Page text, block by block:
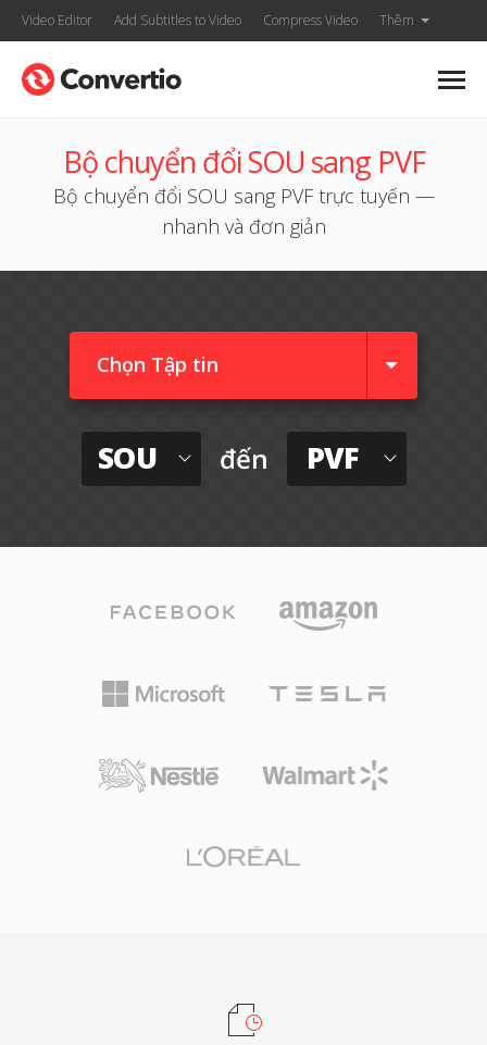
Video Editor Add Subtitles to Video Compress Video Thêm
Bộ chuyển đổi SOU sang PVF
Bộ chuyển đổi SOU sang PVF trực tuyến —
nhanh và đơn giản
Chọn Tập tin
SOU đến PVF